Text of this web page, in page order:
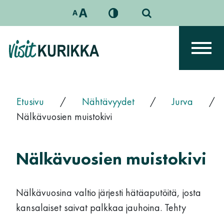
Päävalikko
Etusivu / Nähtävyydet / Jurva
/
Nälkävuosien muistokivi
Nälkävuosien muistokivi
Nälkävuosina valtio järjesti hätäaputöitä, josta
kansalaiset saivat palkkaa jauhoina. Tehty